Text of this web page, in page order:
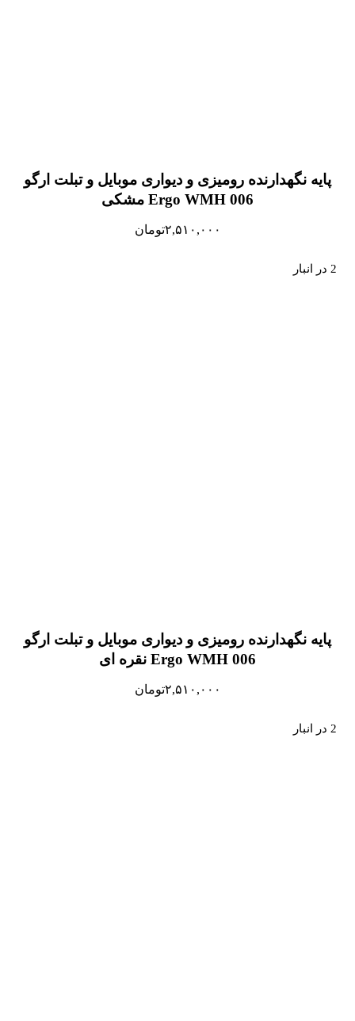
پایه نگهدارنده رومیزی و دیواری موبایل و تبلت ارگو
Ergo WMH 006 مشکی
۲,۵۱۰,۰۰۰تومان
2 در انبار
پایه نگهدارنده رومیزی و دیواری موبایل و تبلت ارگو
Ergo WMH 006 نقره ای
۲,۵۱۰,۰۰۰تومان
2 در انبار